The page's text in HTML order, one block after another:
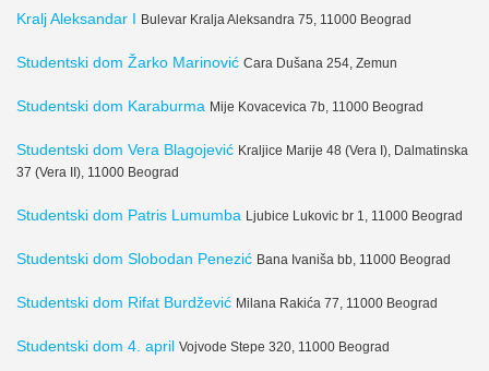
Kralj Aleksandar I Bulevar Kralja Aleksandra 75, 11000 Beograd
Studentski dom Žarko Marinović Cara Dušana 254, Zemun
Studentski dom Karaburma Mije Kovacevica 7b, 11000 Beograd
Studentski dom Vera Blagojević Kraljice Marije 48 (Vera I), Dalmatinska
37 (Vera II), 11000 Beograd
Studentski dom Patris Lumumba Ljubice Lukovic br 1, 11000 Beograd
Studentski dom Slobodan Penezić Bana Ivaniša bb, 11000 Beograd
Studentski dom Rifat Burdžević Milana Rakića 77, 11000 Beograd
Studentski dom 4. april Vojvode Stepe 320, 11000 Beograd